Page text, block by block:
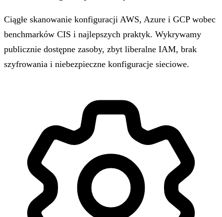
Ciągłe skanowanie konfiguracji AWS, Azure i GCP wobec
benchmarków CIS i najlepszych praktyk. Wykrywamy
publicznie dostępne zasoby, zbyt liberalne IAM, brak
szyfrowania i niebezpieczne konfiguracje sieciowe.